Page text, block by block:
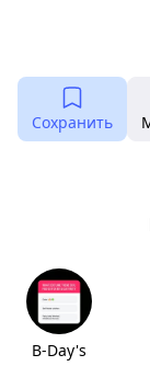
Сохранить
B-Day's